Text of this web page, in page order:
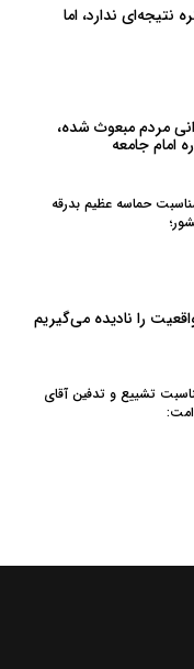
نتیجه‌ای ندارد، اما
مردم مبعوث شده،
امام جامعه
حماسه عظیم بدرقه
را نادیده می‌گیریم
تشییع و تدفین آقای
امت: